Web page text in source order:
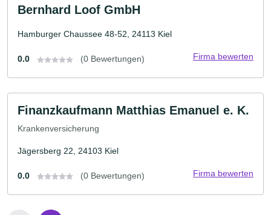
Bernhard Loof GmbH
Hamburger Chaussee 48-52, 24113 Kiel
0.0 (0 Bewertungen) Firma bewerten
Finanzkaufmann Matthias Emanuel e. K.
Krankenversicherung
Jägersberg 22, 24103 Kiel
0.0 (0 Bewertungen) Firma bewerten